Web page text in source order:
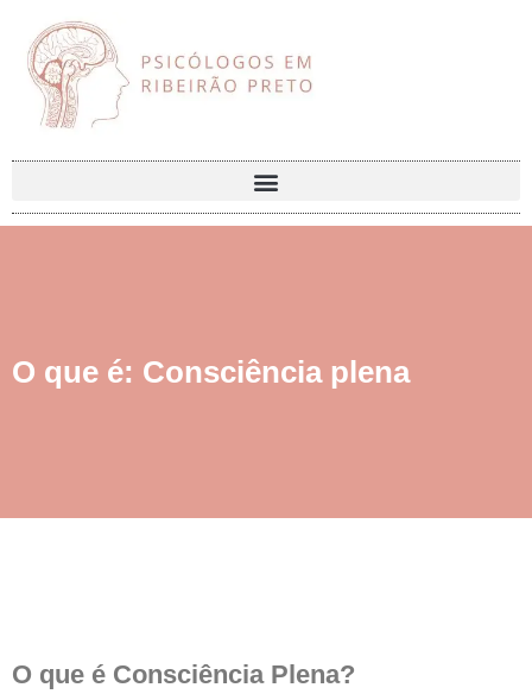
O que é: Consciência plena
O que é Consciência Plena?